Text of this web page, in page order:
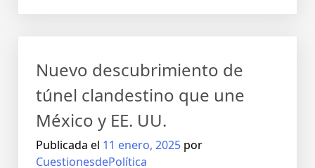
Nuevo descubrimiento de
túnel clandestino que une
México y EE. UU.
Publicada el 11 enero, 2025 por
CuestionesdePolítica